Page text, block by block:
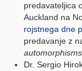
predavateljica
Auckland na
rojstnega dne
predavanje z
automorphisms.
Dr. Sergio